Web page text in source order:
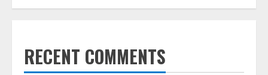
RECENT COMMENTS